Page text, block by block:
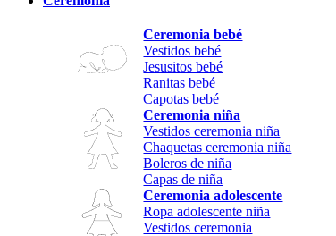
Ceremonia bebé
Vestidos bebé
Jesusitos bebé
Ranitas bebé
Capotas bebé
Ceremonia niña
Vestidos ceremonia niña
Chaquetas ceremonia niña
Boleros de niña
Capas de niña
Ceremonia adolescente
Ropa adolescente niña
Vestidos ceremonia